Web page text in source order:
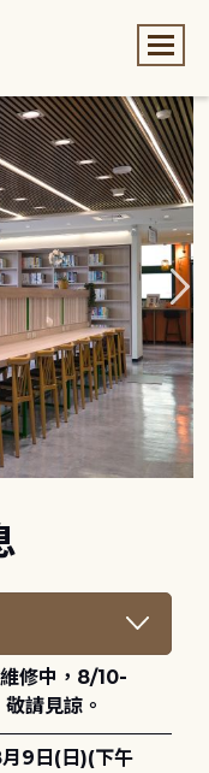
請見諒。